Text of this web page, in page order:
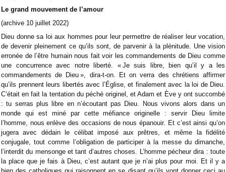
Le grand mouvement de l’amour
(archive 10 juillet 2022)
Dieu donne sa loi aux hommes pour leur permettre de réaliser leur vocation,
de devenir pleinement ce qu’ils sont, de parvenir à la plénitude. Une vision
erronée de l’être humain nous fait voir les commandements de Dieu comme
une concurrence avec notre liberté. « Je suis libre, bien qu’il y a les
commandements de Dieu », dira-t-on. Et on verra des chrétiens affirmer
qu’ils prennent leurs libertés avec l’Église, et finalement avec la loi de Dieu.
C’était en fait la tentation du péché originel, et Adam et Ève y ont succombé
: tu serras plus libre en n’écoutant pas Dieu. Nous vivons alors dans un
monde qui est miné par cette méfiance originelle : servir Dieu limite
l’homme, nous enlève des occasions de nous épanouir. Et c’est ainsi qu’on
jugera avec dédain le célibat imposé aux prêtres, et même la fidélité
conjugale, tout comme l’obligation de participer à la messe du dimanche,
l’interdit du mensonge et tant d’autres choses. L’homme pécheur dira : toute
la place que je fais à Dieu, c’est autant que je n’ai plus pour moi. Et il y a